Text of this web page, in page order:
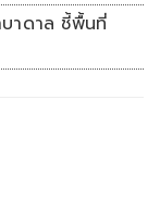
าดาล ชี้พื้นที่